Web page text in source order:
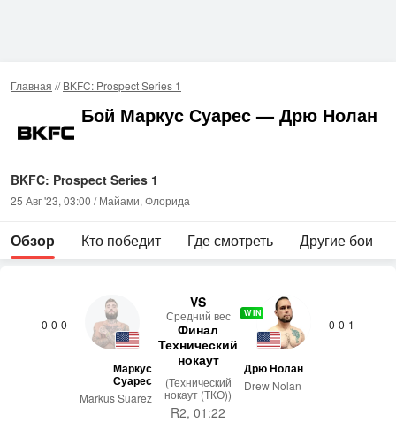
Главная //BKFC: Prospect Series 1
Бой Маркус Суарес — Дрю Нолан
BKFC: Prospect Series 1
25 Авг '23, 03:00 / Майами, Флорида
Обзор Кто победит Где смотреть Другие бои
0-0-0
Маркус
Суарес
Markus Suarez
VS
Сред­ний вес
Финал
Технический
нокаут
(Технический
нокаут (ТКО))
R2, 01:22
0-0-1
WIN
Дрю Нолан
Drew Nolan